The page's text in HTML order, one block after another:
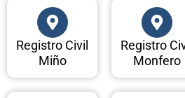
Registro Civil
Miño
Registro
Monfero